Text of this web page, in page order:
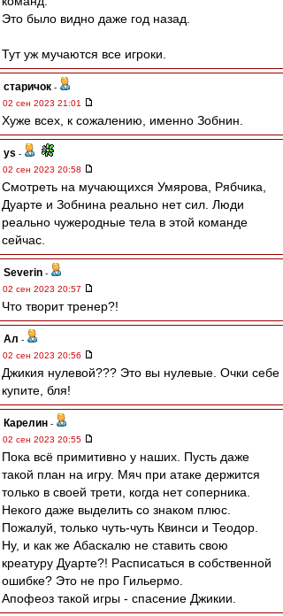
Это было видно даже год назад.
Тут уж мучаются все игроки.
старичок -
02 сен 2023 21:01
Хуже всех, к сожалению, именно Зобнин.
ys -
02 сен 2023 20:58
Смотреть на мучающихся Умярова, Рябчика,
Дуарте и Зобнина реально нет сил. Люди
реально чужеродные тела в этой команде
сейчас.
Severin -
02 сен 2023 20:57
Что творит тренер?!
Ал -
02 сен 2023 20:56
Джикия нулевой??? Это вы нулевые. Очки себе
купите, бля!
Карелин -
02 сен 2023 20:55
Пока всё примитивно у наших. Пусть даже
такой план на игру. Мяч при атаке держится
только в своей трети, когда нет соперника.
Некого даже выделить со знаком плюс.
Пожалуй, только чуть-чуть Квинси и Теодор.
Ну, и как же Абаскалю не ставить свою
креатуру Дуарте?! Расписаться в собственной
ошибке? Это не про Гильермо.
Апофеоз такой игры - спасение Джикии.